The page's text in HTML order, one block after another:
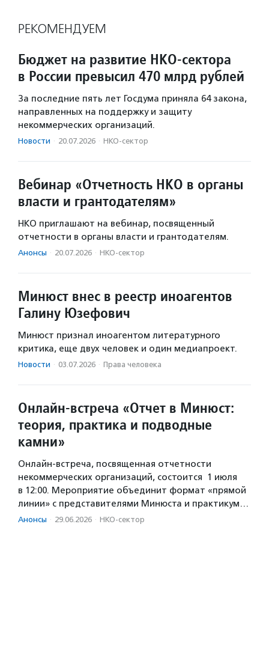
РЕКОМЕНДУЕМ
Бюджет на развитие НКО-сектора
в России превысил 470 млрд рублей
За последние пять лет Госдума приняла 64 закона,
направленных на поддержку и защиту
некоммерческих организаций.
Новости · 20.07.2026 · НКО-сектор
Вебинар «Отчетность НКО в органы
власти и грантодателям»
НКО приглашают на вебинар, посвященный
отчетности в органы власти и грантодателям.
Анонсы · 20.07.2026 · НКО-сектор
Минюст внес в реестр иноагентов
Галину Юзефович
Минюст признал иноагентом литературного
критика, еще двух человек и один медиапроект.
Новости · 03.07.2026 · Права человека
Онлайн-встреча «Отчет в Минюст:
теория, практика и подводные
камни»
Онлайн-встреча, посвященная отчетности
некоммерческих организаций, состоится 1 июля
в 12:00. Мероприятие объединит формат «прямой
линии» с представителями Минюста и практикум…
Анонсы · 29.06.2026 · НКО-сектор